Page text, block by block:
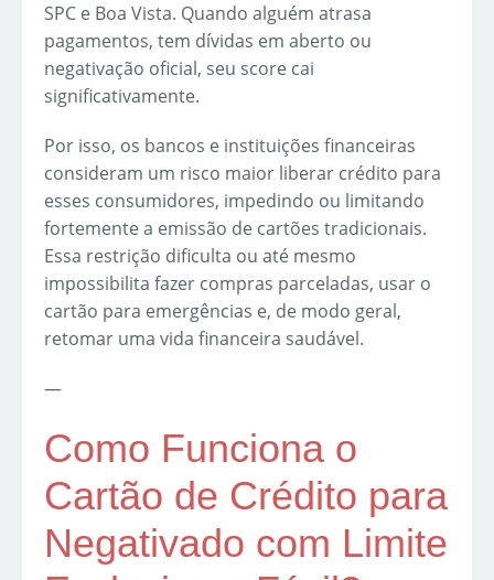
SPC e Boa Vista. Quando alguém atrasa
pagamentos, tem dívidas em aberto ou
negativação oficial, seu score cai
significativamente.
Por isso, os bancos e instituições financeiras
consideram um risco maior liberar crédito para
esses consumidores, impedindo ou limitando
fortemente a emissão de cartões tradicionais.
Essa restrição dificulta ou até mesmo
impossibilita fazer compras parceladas, usar o
cartão para emergências e, de modo geral,
retomar uma vida financeira saudável.
—
Como Funciona o
Cartão de Crédito para
Negativado com Limite